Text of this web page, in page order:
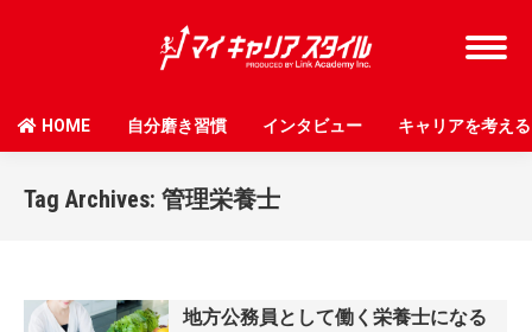
HOME 自分磨き習慣 インタビュー キャリアを考える
Tag Archives: 管理栄養士
地方公務員として働く栄養士になる